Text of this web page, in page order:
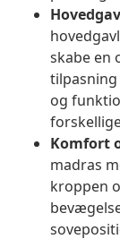
skabe en
og
Komfort
madras
kroppen